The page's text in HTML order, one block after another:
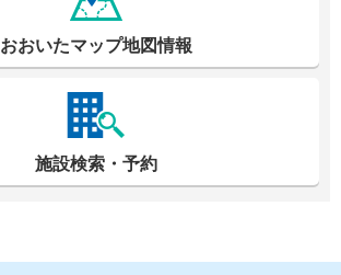
おおいたマップ地図情報
施設検索・予約